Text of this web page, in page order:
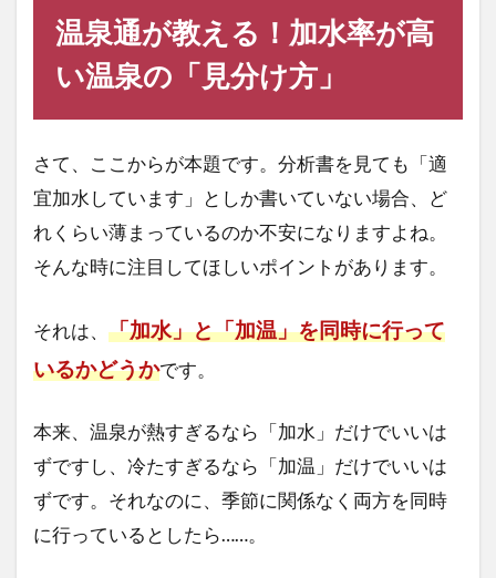
温泉通が教える！加水率が高
い温泉の「見分け方」
さて、ここからが本題です。分析書を見ても「適
宜加水しています」としか書いていない場合、ど
れくらい薄まっているのか不安になりますよね。
そんな時に注目してほしいポイントがあります。
それは、 「加水」と「加温」を同時に行って
いるかどうかです。
本来、温泉が熱すぎるなら「加水」だけでいいは
ずですし、冷たすぎるなら「加温」だけでいいは
ずです。それなのに、季節に関係なく両方を同時
に行っているとしたら……。